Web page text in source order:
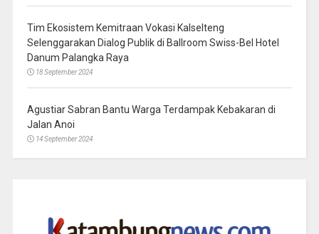
Tim Ekosistem Kemitraan Vokasi Kalselteng
Selenggarakan Dialog Publik di Ballroom Swiss-Bel Hotel
Danum Palangka Raya
18 September 2024
Agustiar Sabran Bantu Warga Terdampak Kebakaran di
Jalan Anoi
14 September 2024